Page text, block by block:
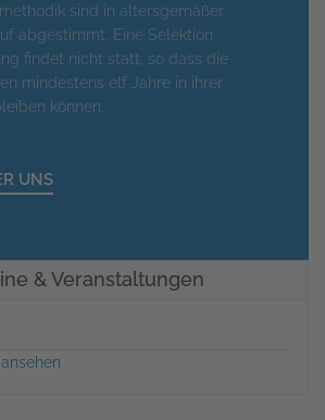
sind in altersgemäßer
abgestimmt. Eine Selektion
findet nicht statt, so dass die
mindestens elf Jahre in ihrer
können.
UNS
& Veranstaltungen